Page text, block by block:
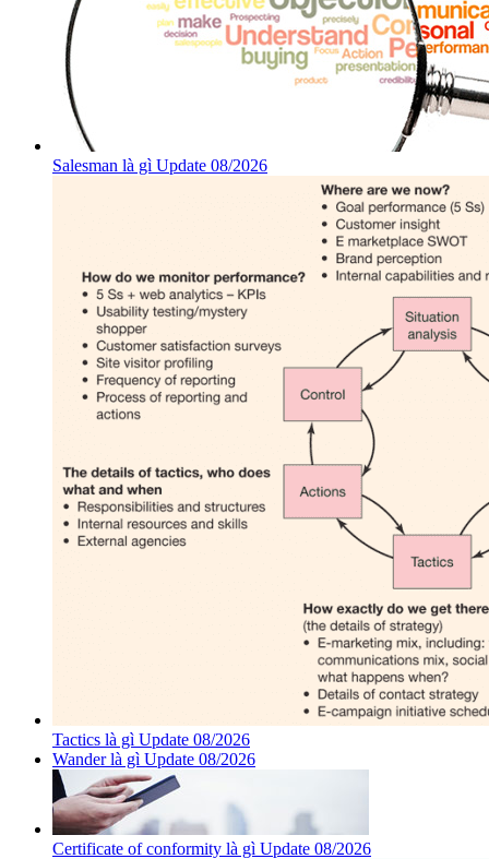
Salesman là gì Update 08/2026
Tactics là gì Update 08/2026
Wander là gì Update 08/2026
Certificate of conformity là gì Update 08/2026